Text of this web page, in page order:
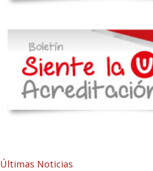
Últimas Noticias